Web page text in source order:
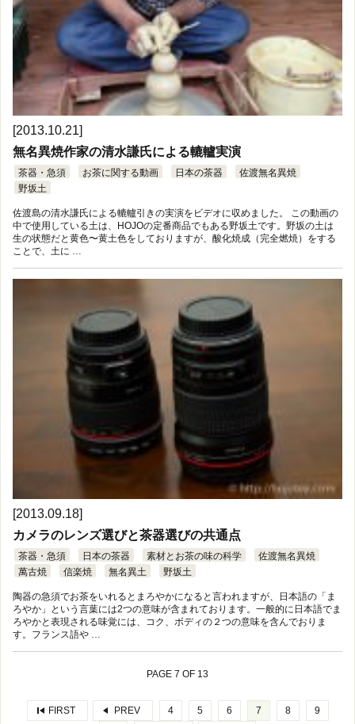
[2013.10.21]
無名異焼作家の清水謙氏による轆轤実演
茶器・急須 お茶に関する動画 日本の茶器
佐渡無名異焼
野坂土
佐渡島の清水謙氏による轆轤引きの実演をビデオに収めました。 この動画の
中で使用している土は、HOJOの定番商品でもある野坂土です。野坂の土は
生の状態だと黄色〜黄土色をしておりますが、酸化焼成（完全燃焼）をする
ことで、土に …
[2013.09.18]
カメラのレンズ選びと茶器選びの共通点
茶器・急須 日本の茶器 素材とお茶の味の科学
佐渡無名異焼
萬古焼
信楽焼 無名異土 野坂土
陶器の急須でお茶をいれるとまろやかになると言われますが、日本語の「ま
ろやか」という言葉には2つの意味が含まれております。一般的に日本語でま
ろやかと表現される味覚には、コク、ボディの２つの意味を含んでおりま
す。フランス語や …
PAGE 7 OF 13
FIRST PREV 4 5 6 7 8
9